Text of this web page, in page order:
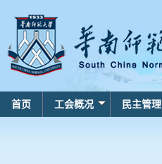
首页 工会概况 民主管理